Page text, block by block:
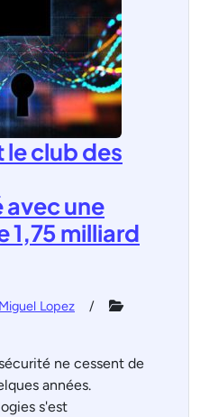
le club des
une
1,75 milliard
Miguel Lopez
ne cessent de
années.
s'est